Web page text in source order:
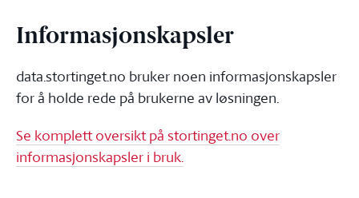
Informasjonskapsler
data.stortinget.no bruker noen informasjonskapsler
for å holde rede på brukerne av løsningen.
Se komplett oversikt på stortinget.no over
informasjonskapsler i bruk.